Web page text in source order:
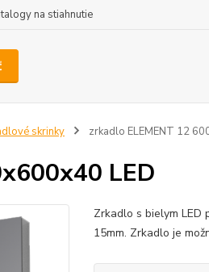
na stiahnutie
skrinky zrkadlo ELEMENT 12
LED
Zrkadlo s bielym LED
15mm. Zrkadlo je